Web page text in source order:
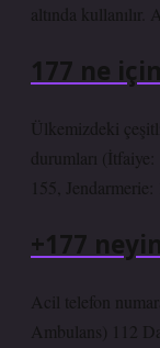
altında
177 ne
Ülkemizdeki
durumları
155,
+177
Acil telefon
Ambulans) 112